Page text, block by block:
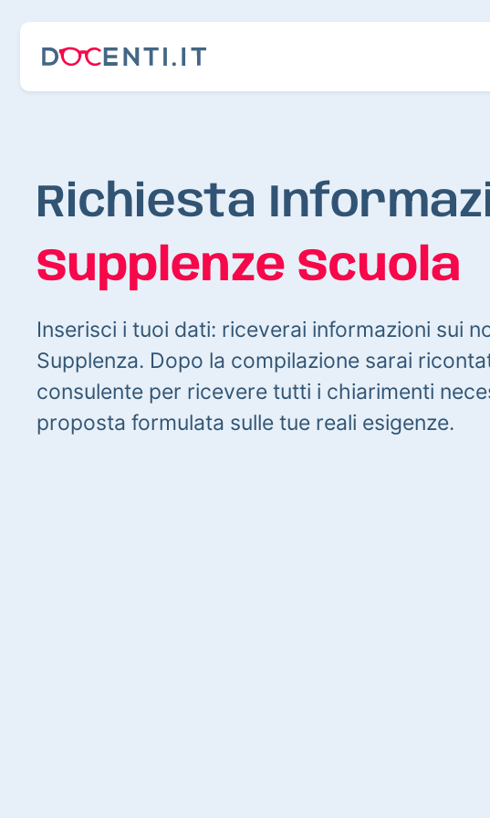
Richiesta
Supplenze Scuola
Inserisci i tuoi dati: riceverai informazioni sui
Supplenza. Dopo la compilazione sarai
consulente per ricevere tutti i chiarimenti
proposta formulata sulle tue reali esigenze.